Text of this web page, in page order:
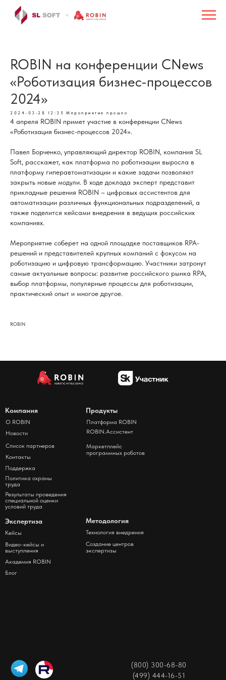
ROBIN на конференции CNews
«Роботизация бизнес-процессов
2024»
2024-03-28 12:35 Мероприятие прошло
4 апреля ROBIN примет участие в конференции CNews
«Роботизация бизнес-процессов 2024».
Павел Борченко, управляющий директор ROBIN, компания SL
Soft, расскажет, как платформа по роботизации выросла в
платформу гиперавтоматизации и какие задачи позволяют
закрыть новые модули. В ходе доклада эксперт представит
прикладные решения ROBIN – цифровых ассистентов для
автоматизации различных функциональных подразделений, а
также поделится кейсами внедрения в ведущих российских
компаниях.
Мероприятие соберет на одной площадке поставщиков RPA-
решений и представителей крупных компаний с фокусом на
роботизацию и цифровую трансформацию. Участники затронут
самые актуальные вопросы: развитие российского рынка RPA,
выбор платформы, популярные процессы для роботизации,
практический опыт и многое другое.
ROBIN
(800) 300-68-80
(499) 444-16-51
Компания
О ROBIN
Новости
Контакты
Список партнеров
Экспертиза
Кейсы
Видео-кейсы и
выступления
Блог
Академия ROBIN
Методология
Создание центров
экспертизы
Технология внедрения
Продукты
Платформа ROBIN
Поддержка
Маркетплейс
программных роботов
Политика охраны
труда
Результаты проведения
специальной оценки
условий труда
ROBIN.Ассистент